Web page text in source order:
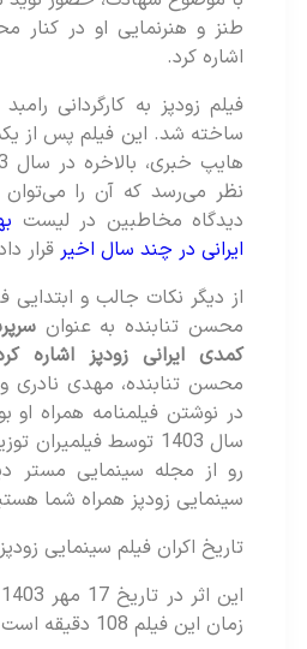
طنز و هنرنمایی او در کنار محسن
اشاره کرد.
ساخته شد. این فیلم پس از یکسال
نظر می‌رسد که آن را می‌توان
دیدگاه مخاطبین در لیست
ایرانی در چند سال اخیرقرار داد.
از دیگر نکات جالب و ابتدایی فیلم
محسن تنابنده به عنوانسرپرست
کمدی ایرانی زودپز اشاره کرد.
محسن تنابنده، مهدی نادری و
در نوشتن فیلمنامه همراه او بودند.
سال 1403 توسط فیلمیران
رو از مجله سینمایی مستر
سینمایی زودپز همراه شما هستیم‌.
تاریخ اکران فیلم سینمایی زودپز
این اثر در
زمان این فیلم 108 دقیقه است.